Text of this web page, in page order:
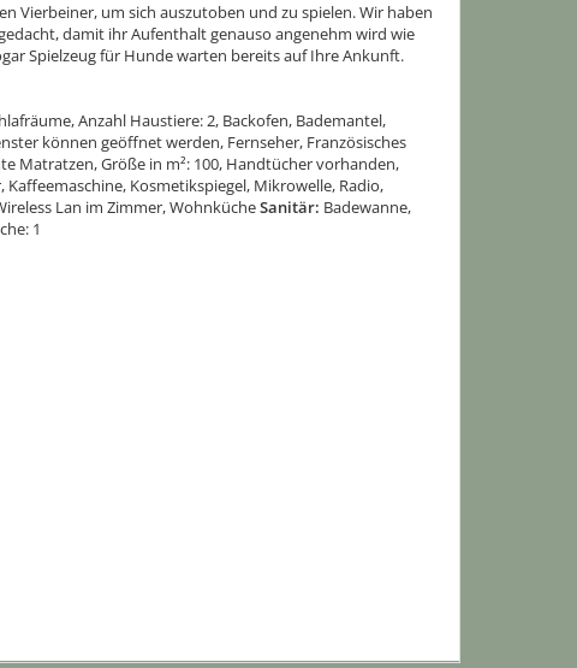
Vierbeiner, um sich auszutoben und zu spielen. Wir haben
damit ihr Aufenthalt genauso angenehm wird wie
Spielzeug für Hunde warten bereits auf Ihre Ankunft.
Anzahl Haustiere: 2, Backofen, Bademantel,
können geöffnet werden, Fernseher, Französisches
Matratzen, Größe in m²: 100, Handtücher vorhanden,
Kosmetikspiegel, Mikrowelle, Radio,
Lan im Zimmer, WohnkücheSanitär: Badewanne,
1